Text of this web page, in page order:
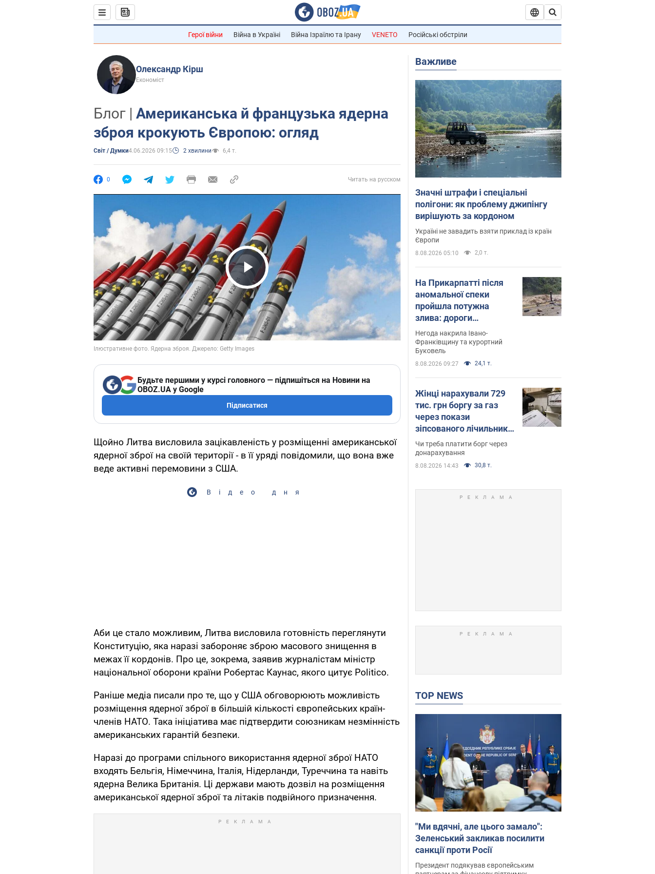
Герої війни Війна в Україні Війна Ізраїлю та Ірану VENETO Російські обстріли
Олександр Кірш
Економіст
Блог | Американська й французька ядерна
зброя крокують Європою: огляд
Світ / Думки4.06.2026 09:15 2 хвилини 6,4 т.
0 Читать на русском
Play Video
Будьте першими у курсі головного — підпишіться на Новини на
OBOZ.UA у Google
Підписатися
Щойно Литва висловила зацікавленість у розміщенні американської
ядерної зброї на своїй території - в її уряді повідомили, що вона вже
веде активні перемовини з США.
Відео дня
Аби це стало можливим, Литва висловила готовність переглянути
Конституцію, яка наразі забороняє зброю масового знищення в
межах її кордонів. Про це, зокрема, заявив журналістам міністр
національної оборони країни Робертас Каунас, якого цитує Politico.
Раніше медіа писали про те, що у США обговорюють можливість
розміщення ядерної зброї в більшій кількості європейських країн-
членів НАТО. Така ініціатива має підтвердити союзникам незмінність
американських гарантій безпеки.
Наразі до програми спільного використання ядерної зброї НАТО
входять Бельгія, Німеччина, Італія, Нідерланди, Туреччина та навіть
ядерна Велика Британія. Ці держави мають дозвіл на розміщення
американської ядерної зброї та літаків подвійного призначення.
Важливе
Значні штрафи і спеціальні
полігони: як проблему джипінгу
вирішують за кордоном
Україні не завадить взяти приклад із країн
Європи
8.08.2026 05:10 2,0 т.
На Прикарпатті після
аномальної спеки
пройшла потужна
злива: дороги
перетворились на
річки. Відео
Негода накрила Івано-
Франківщину та курортний
Буковель
8.08.2026 09:27 24,1 т.
Жінці нарахували 729
тис. грн боргу за газ
через покази
зіпсованого лічильника:
суддя ухвалив
неочікуване рішення
Чи треба платити борг через
донарахування
8.08.2026 14:43 30,8 т.
TOP NEWS
"Ми вдячні, але цього замало":
Зеленський закликав посилити
санкції проти Росії
Президент подякував європейським